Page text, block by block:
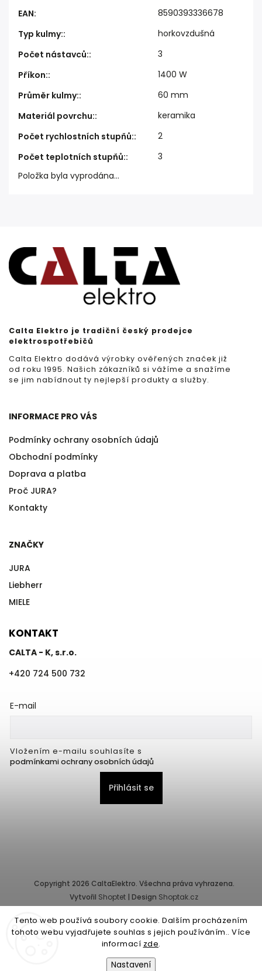
Tento web používá soubory cookie. Dalším procházením
tohoto webu vyjadřujete souhlas s jejich používáním.. Více
informací zde.
Nastavení
EAN:
8590393336678
Typ kulmy::
horkovzdušná
Počet nástavců::
3
Příkon::
1400 W
Průměr kulmy::
60 mm
Materiál povrchu::
keramika
Počet rychlostních stupňů::
2
Počet teplotních stupňů::
3
Položka byla vyprodána…
Calta Elektro je tradiční český prodejce
elektrospotřebičů
Calta Elektro dodává výrobky ověřených značek již
od roku 1995. Našich zákazníků si vážíme a snažíme
se jim nabídnout ty nejlepší produkty a služby.
INFORMACE PRO VÁS
Podmínky ochrany osobních údajů
Obchodní podmínky
Doprava a platba
Proč JURA?
Kontakty
ZNAČKY
JURA
Liebherr
MIELE
KONTAKT
CALTA - K, s.r.o.
+420 724 500 732
E-mail
Vložením e-mailu souhlasíte s
podmínkami ochrany osobních údajů
Přihlásit se
Copyright 2026 CaltaElektro. Všechna práva vyhrazena.
Vytvořil Shoptet | Design Shoptak.cz
Provozovatel e-shopu: CALTA - K, s.r.o., IČ: 25155822, Pernerova
10/32, Karlín, 186 00 Praha.
Společnost je zapsána v obchodním rejstříku vedeném Městským
soudem v Praze - oddíl C, vložka 87218.